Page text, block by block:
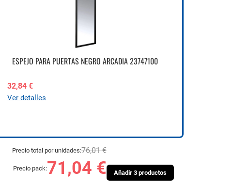
ESPEJO PARA PUERTAS NEGRO ARCADIA 23747100
32,84 €
Ver detalles
Precio total por unidades:76,01 €
Precio pack:71,04 € Añadir 3 productos